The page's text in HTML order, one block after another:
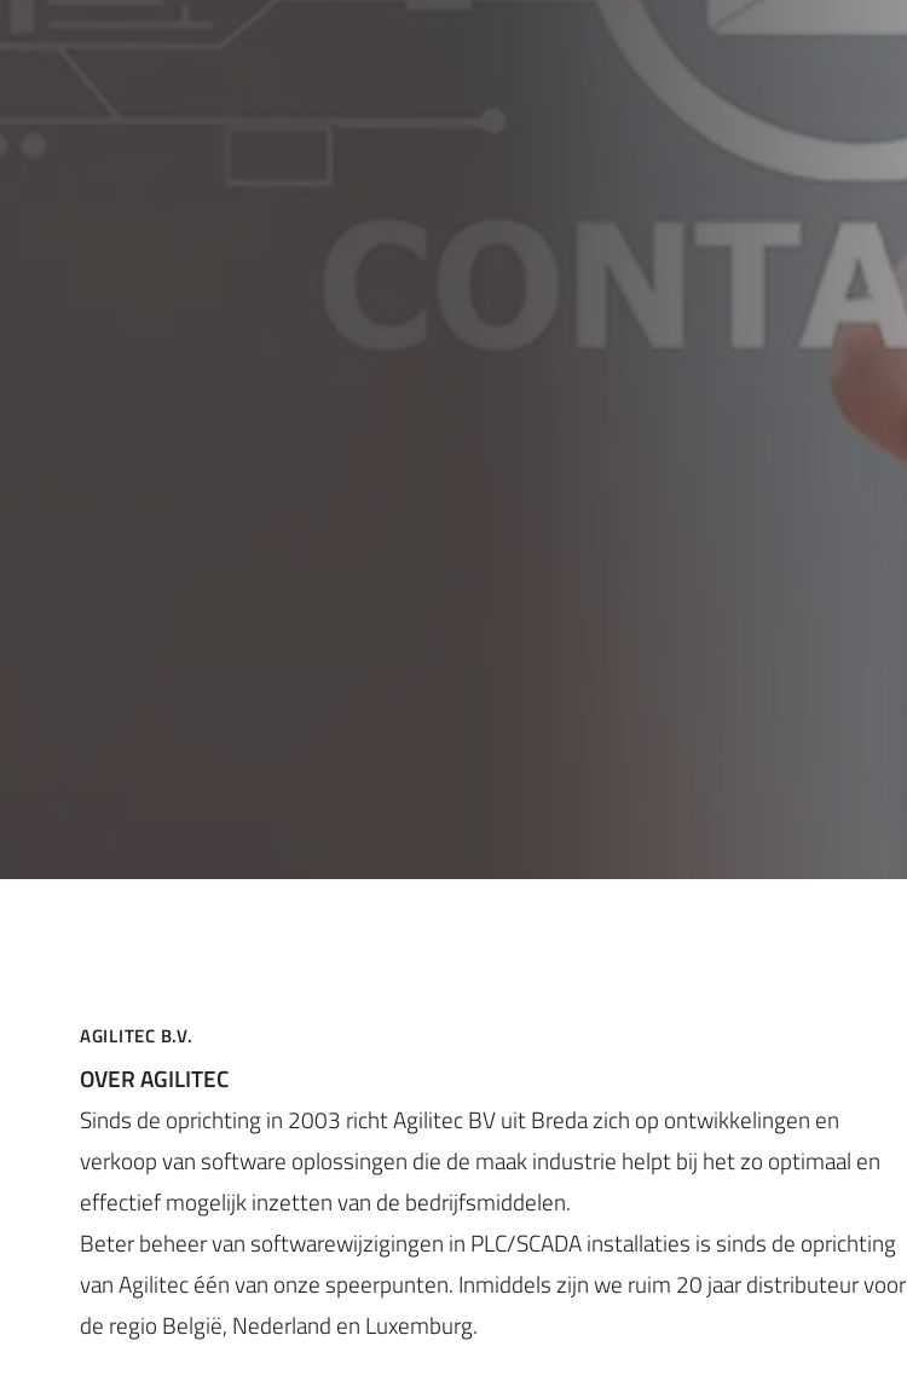
Agilitec Breda, Versiebeheer software distributeur Nederland
OVER AGILITEC
AGILITEC B.V.
Sinds de oprichting in 2003 richtAgilitec BVuit Breda zich op ontwikkelingen en
verkoop van software oplossingen die de maak industrie helpt bij het zo optimaal en
effectief mogelijk inzetten van de bedrijfsmiddelen.
Beter beheer van softwarewijzigingen in PLC/SCADA installaties is sinds de oprichting
van Agilitec één van onze speerpunten. Inmiddels zijn we ruim 20 jaar distributeur voor
de regio België, Nederland en Luxemburg.